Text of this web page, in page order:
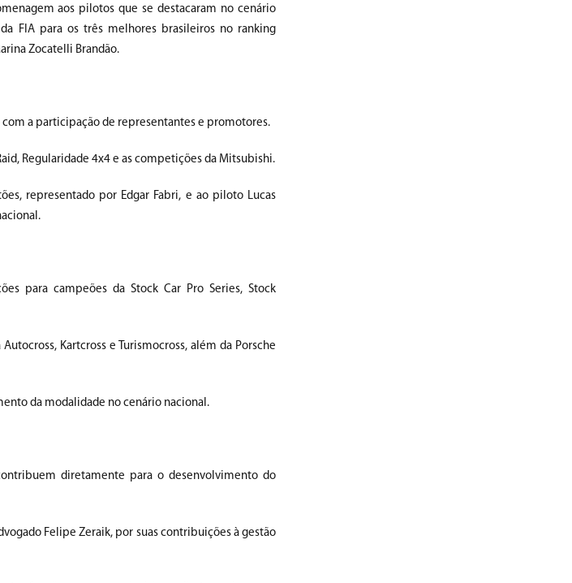
aos pilotos que se destacaram no cenário
FIA para os três melhores brasileiros no ranking
Zocatelli Brandão.
a participação de representantes e promotores.
Regularidade 4x4 e as competições da Mitsubishi.
representado por Edgar Fabri, e ao piloto Lucas
para campeões da Stock Car Pro Series, Stock
Kartcross e Turismocross, além da Porsche
da modalidade no cenário nacional.
diretamente para o desenvolvimento do
Felipe Zeraik, por suas contribuições à gestão